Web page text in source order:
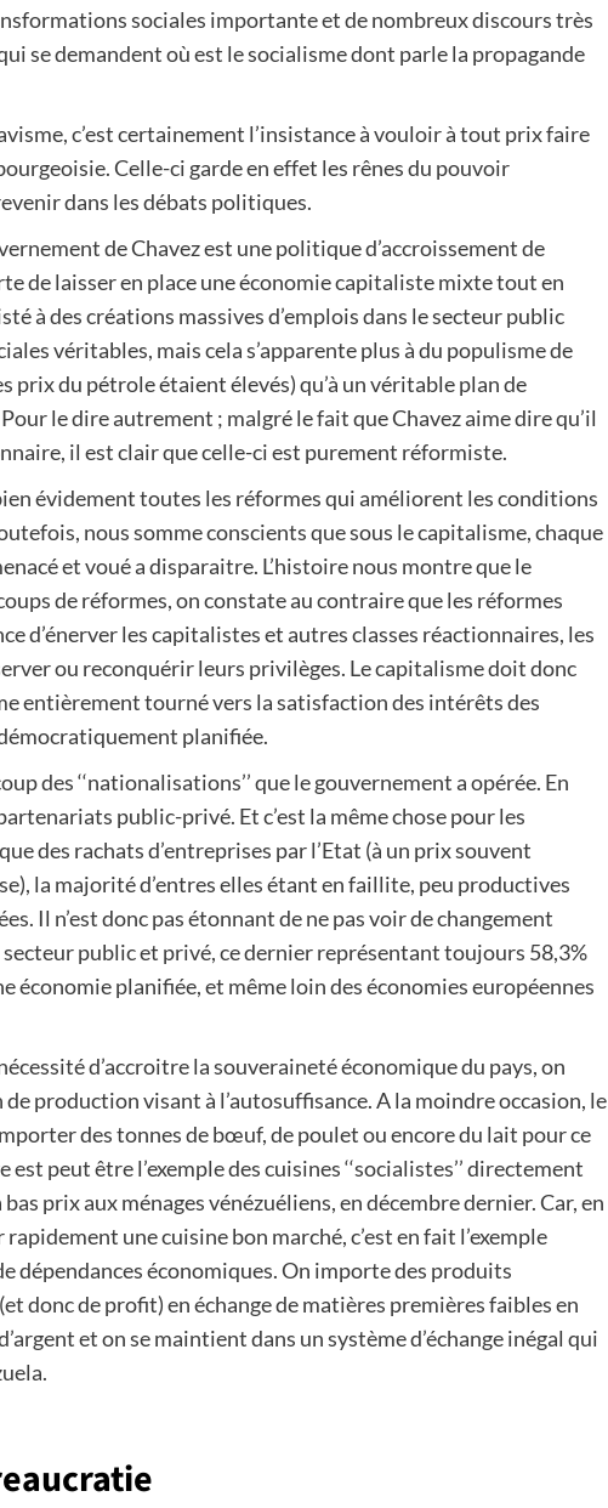
sociales importante et de nombreux discours très
se demandent où est le socialisme dont parle la propagande
c’est certainement l’insistance à vouloir à tout prix faire
Celle-ci garde en effet les rênes du pouvoir
dans les débats politiques.
de Chavez est une politique d’accroissement de
de laisser en place une économie capitaliste mixte tout en
à des créations massives d’emplois dans le secteur public
véritables, mais cela s’apparente plus à du populisme de
prix du pétrole étaient élevés) qu’à un véritable plan de
le dire autrement ; malgré le fait que Chavez aime dire qu’il
il est clair que celle-ci est purement réformiste.
évidement toutes les réformes qui améliorent les conditions
nous somme conscients que sous le capitalisme, chaque
et voué a disparaitre. L’histoire nous montre que le
de réformes, on constate au contraire que les réformes
d’énerver les capitalistes et autres classes réactionnaires, les
ou reconquérir leurs privilèges. Le capitalisme doit donc
entièrement tourné vers la satisfaction des intérêts des
planifiée.
des ‘‘nationalisations’’ que le gouvernement a opérée. En
public-privé. Et c’est la même chose pour les
des rachats d’entreprises par l’Etat (à un prix souvent
la majorité d’entres elles étant en faillite, peu productives
Il n’est donc pas étonnant de ne pas voir de changement
public et privé, ce dernier représentant toujours 58,3%
économie planifiée, et même loin des économies européennes
d’accroitre la souveraineté économique du pays, on
de production visant à l’autosuffisance. A la moindre occasion, le
des tonnes de bœuf, de poulet ou encore du lait pour ce
peut être l’exemple des cuisines ‘‘socialistes’’ directement
prix aux ménages vénézuéliens, en décembre dernier. Car, en
une cuisine bon marché, c’est en fait l’exemple
dépendances économiques. On importe des produits
donc de profit) en échange de matières premières faibles en
et on se maintient dans un système d’échange inégal qui